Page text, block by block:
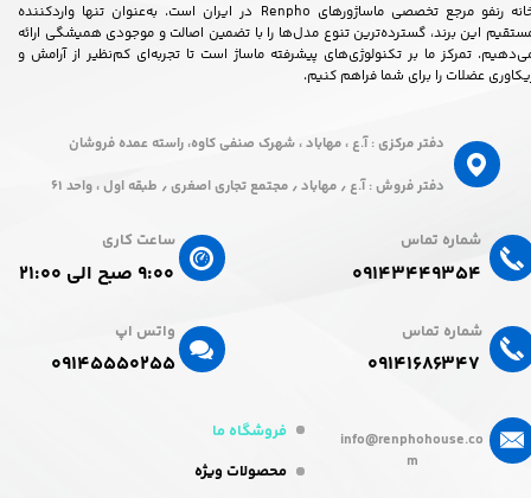
دفتر مرکزی : آ.ع ، مهاباد ، شهرک صنفی کاوه، راسته عمده فروشان
دفتر فروش : آ.ع ٫ مهاباد ٫ مجتمع تجاری اصغری ٫ طبقه اول ، واحد ۶۱
فروشگاه ما
محصولات ویژه
خانه رنفو مرجع تخصصی ماساژورهای Renpho در ایران است. به‌عنوان تنها واردکننده
این برند، گسترده‌ترین تنوع مدل‌ها را با تضمین اصالت و موجودی همیشگی ارائه
تمرکز ما بر تکنولوژی‌های پیشرفته ماساژ است تا تجربه‌ای کم‌نظیر از آرامش و
عضلات را برای شما فراهم کنیم.
۰۹۱۴۳۴۴۹۳۵۴
شماره تماس
شماره تماس
۰۹۱۴۱۶۸۶۳۴۷​​​​​​​
ساعت کاری
۹:۰۰ صبح الی ۲۱:۰۰
واتس اپ
۰۹۱۴۵۵۵۰۲۵۵​​​​​​​
info@renphohouse.co
m